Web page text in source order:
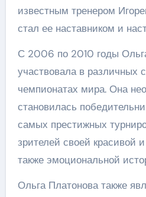
известным тренером
стал ее наставником и
С 2006 по 2010 годы
участвовала в различных
чемпионатах мира. Она
становилась
самых престижных
зрителей своей красивой
также эмоциональной
Ольга Платонова также